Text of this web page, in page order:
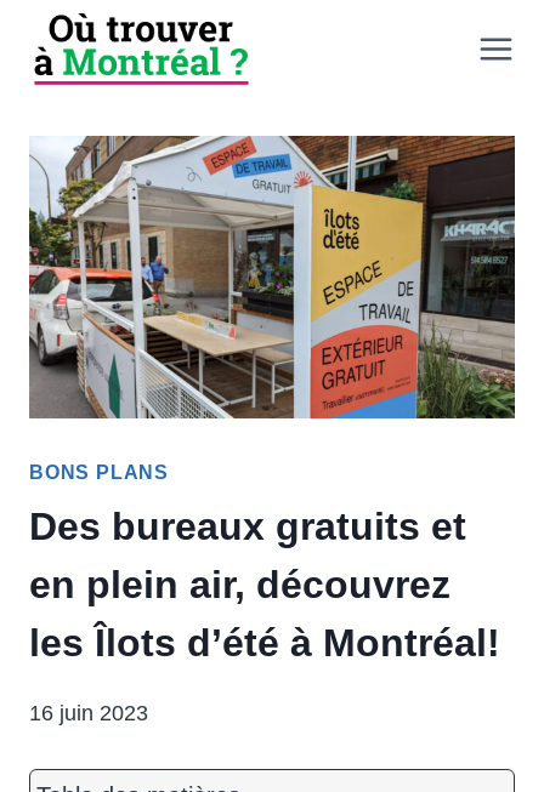
Aller
BONS PLANS
Des bureaux gratuits et
en plein air, découvrez
les Îlots d’été à Montréal!
16 juin 2023